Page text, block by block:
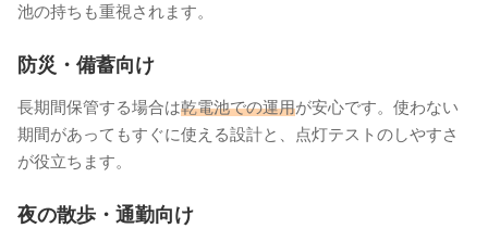
池の持ちも重視されます。
防災・備蓄向け
長期間保管する場合は乾電池での運用が安心です。使わない
期間があってもすぐに使える設計と、点灯テストのしやすさ
が役立ちます。
夜の散歩・通勤向け